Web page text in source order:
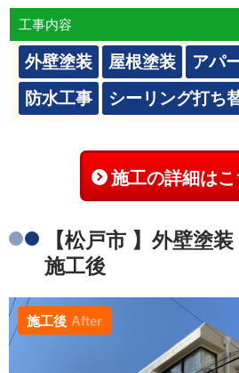
工事内容
外壁塗装 屋根塗装
アパ
防水工事
シーリング打ち
施工の詳細は
【松戸市 】外壁塗
施工後
施工後 After